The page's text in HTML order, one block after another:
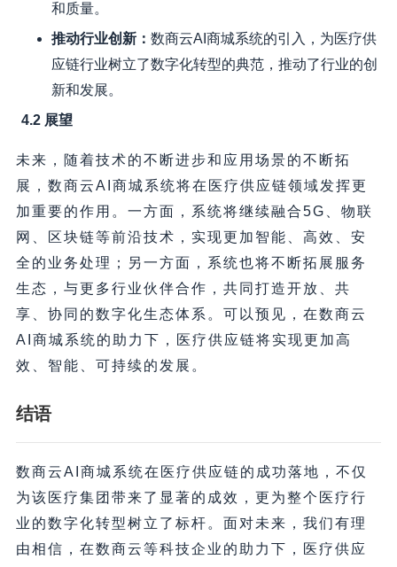
和质量。
推动行业创新： 数商云AI商城系统的引入，为医疗供
应链行业树立了数字化转型的典范，推动了行业的创
新和发展。
4.2 展望
未来，随着技术的不断进步和应用场景的不断拓
展，数商云AI商城系统将在医疗供应链领域发挥更
加重要的作用。一方面，系统将继续融合5G、物联
网、区块链等前沿技术，实现更加智能、高效、安
全的业务处理；另一方面，系统也将不断拓展服务
生态，与更多行业伙伴合作，共同打造开放、共
享、协同的数字化生态体系。可以预见，在数商云
AI商城系统的助力下，医疗供应链将实现更加高
效、智能、可持续的发展。
结语
数商云AI商城系统在医疗供应链的成功落地，不仅
为该医疗集团带来了显著的成效，更为整个医疗行
业的数字化转型树立了标杆。面对未来，我们有理
由相信，在数商云等科技企业的助力下，医疗供应